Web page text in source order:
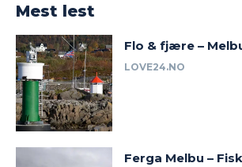
Mest lest
Flo & fjære –
LOVE24.NO
Ferga Melbu –